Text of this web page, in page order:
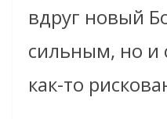
вдруг новый
сильным, но и
как-то